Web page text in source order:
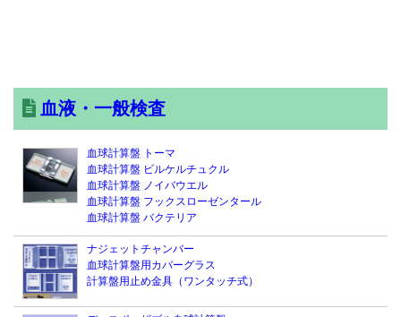
血液・一般検査
血球計算盤 トーマ
血球計算盤 ビルケルチュクル
血球計算盤 ノイバウエル
血球計算盤 フックスローゼンタール
血球計算盤 バクテリア
ナジェットチャンバー
血球計算盤用カバーグラス
計算盤用止め金具（ワンタッチ式）